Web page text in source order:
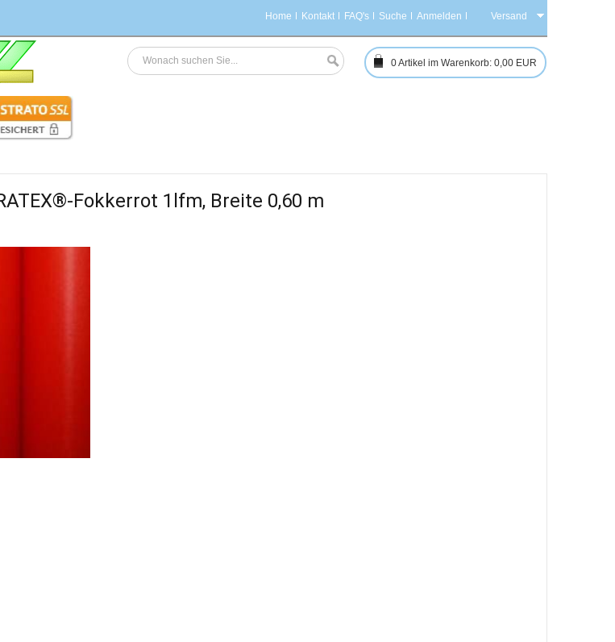
Versand
Home Kontakt FAQ's Suche Anmelden
0Artikel im Warenkorb: 0,00 EUR
Fokkerrot 1lfm, Breite 0,60 m